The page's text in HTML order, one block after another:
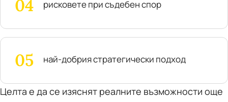
рисковете при съдебен спор
най-добрия стратегически подход
Целта е да се изяснят реалните възможности още